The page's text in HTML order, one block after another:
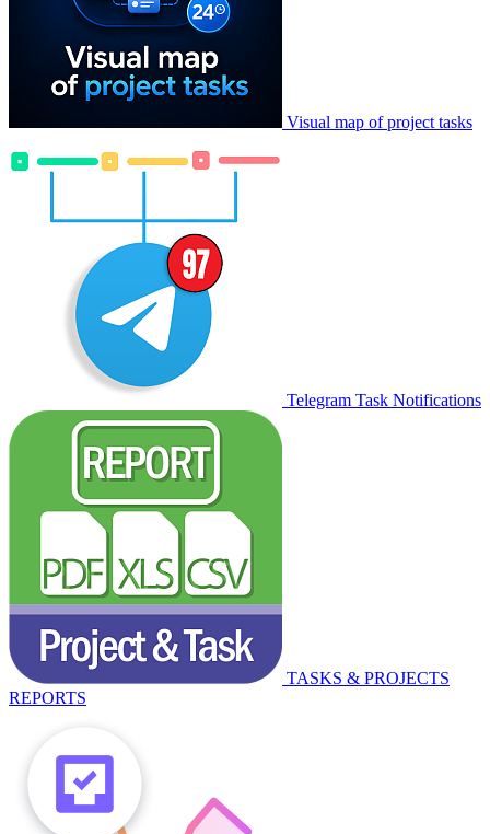
Visual map of project tasks
Telegram Task Notifications
TASKS & PROJECTS
REPORTS